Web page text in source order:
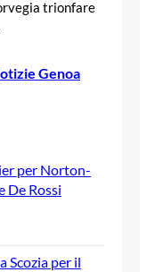
trionfare
Genoa
per Norton-
De Rossi
Scozia per il